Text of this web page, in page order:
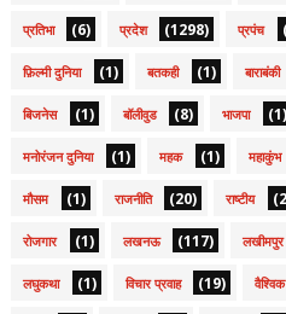
प्रतिभा (6) प्रदेश (1298) प्रपंच
फ़िल्मी दुनिया (1) बतकही (1) बाराबंकी
बिजनेस (1) बॉलीवुड (8) भाजपा (1)
मनोरंजन दुनिया (1) महक (1) महाकुंभ
मौसम (1) राजनीति (20) राष्टीय
रोजगार (1) लखनऊ (117) लखीमपुर
लघुकथा (1) विचार प्रवाह (19) वैश्विक